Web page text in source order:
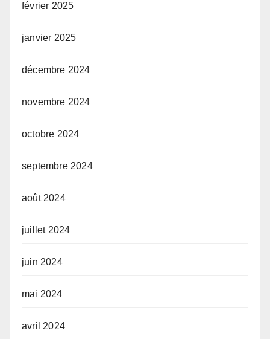
février 2025
janvier 2025
décembre 2024
novembre 2024
octobre 2024
septembre 2024
août 2024
juillet 2024
juin 2024
mai 2024
avril 2024